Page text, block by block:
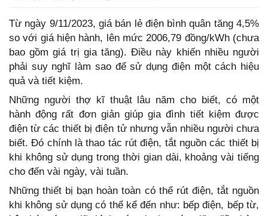
Từ ngày 9/11/2023, giá bán lẻ điện bình quân tăng 4,5%
so với giá hiện hành, lên mức 2006,79 đồng/kWh (chưa
bao gồm giá trị gia tăng). Điều này khiến nhiều người
phải suy nghĩ làm sao để sử dụng điện một cách hiệu
quả và tiết kiệm.
Những người thợ kĩ thuật lâu năm cho biết, có một
hành động rất đơn giản giúp gia đình tiết kiệm được
điện từ các thiết bị điện tử nhưng vẫn nhiều người chưa
biết. Đó chính là thao tác rút điện, tắt nguồn các thiết bị
khi không sử dụng trong thời gian dài, khoảng vài tiếng
cho đến vài ngày, vài tuần.
Những thiết bị bạn hoàn toàn có thể rút điện, tắt nguồn
khi không sử dụng có thể kể đến như: bếp điện, bếp từ,